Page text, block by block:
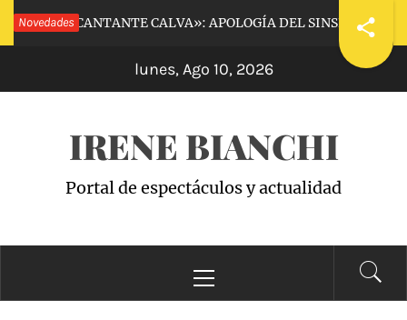
Saltar
al
Novedades
«LA CANTANTE CALVA»: APOLOGÍA DEL SINSENTIDO
lunes, Ago 10, 2026
IRENE BIANCHI
Portal de espectáculos y actualidad
principal